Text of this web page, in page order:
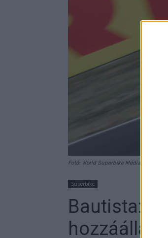
Fotó: World Superbike Média
Superbike
Bautista:
hozzáállása